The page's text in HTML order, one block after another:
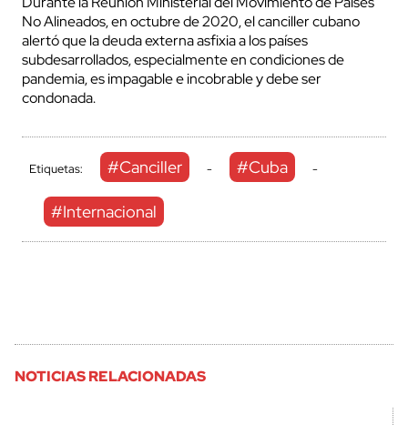
No Alineados, en octubre de 2020, el canciller cubano
alertó que la deuda externa asfixia a los países
subdesarrollados, especialmente en condiciones de
pandemia, es impagable e incobrable y debe ser
condonada.
Etiquetas: #Canciller - #Cuba -
#Internacional
NOTICIAS RELACIONADAS